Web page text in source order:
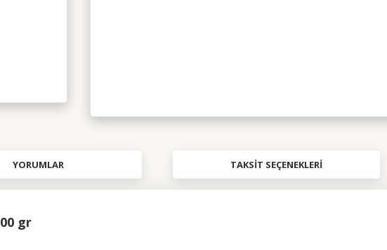
YORUMLAR TAKSIT SEÇENEKLERI
gr